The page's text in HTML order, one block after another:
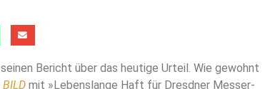
seinen Bericht über das heutige Urteil. Wie gewohnt
BILD mit »Lebenslange Haft für Dresdner Messer-